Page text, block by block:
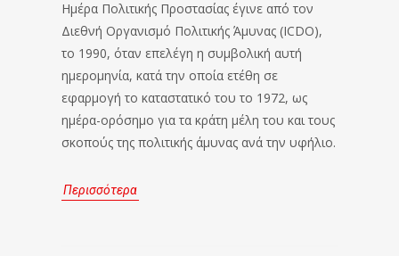
Ημέρα Πολιτικής Προστασίας έγινε από τον
Διεθνή Οργανισμό Πολιτικής Άμυνας (ICDO),
το 1990, όταν επελέγη η συμβολική αυτή
ημερομηνία, κατά την οποία ετέθη σε
εφαρμογή το καταστατικό του το 1972, ως
ημέρα-ορόσημο για τα κράτη μέλη του και τους
σκοπούς της πολιτικής άμυνας ανά την υφήλιο.
Περισσότερα